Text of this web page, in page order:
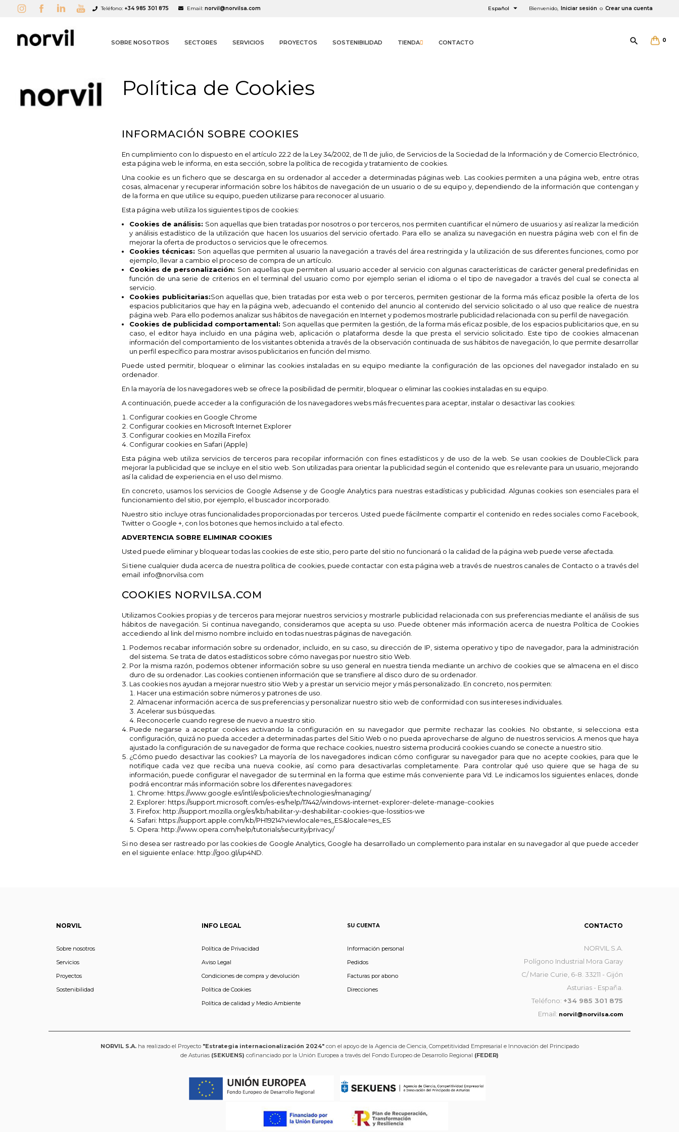
Teléfono: +34 985 301 875 Email: norvil@norvilsa.com Bienvenido, Iniciar sesión o Crear una cuenta
Español 
SOBRE NOSOTROS SECTORES SERVICIOS PROYECTOS SOSTENIBILIDAD TIENDA CONTACTO 0

Política de Cookies
INFORMACIÓN SOBRE COOKIES
En cumplimiento con lo dispuesto en el artículo 22.2 de la Ley 34/2002, de 11 de julio, de Servicios de la Sociedad de la Información y de Comercio Electrónico,
esta página web le informa, en esta sección, sobre la política de recogida y tratamiento de cookies.
Una cookie es un fichero que se descarga en su ordenador al acceder a determinadas páginas web. Las cookies permiten a una página web, entre otras
cosas, almacenar y recuperar información sobre los hábitos de navegación de un usuario o de su equipo y, dependiendo de la información que contengan y
de la forma en que utilice su equipo, pueden utilizarse para reconocer al usuario.
Esta página web utiliza los siguientes tipos de cookies:
Cookies de análisis: Son aquellas que bien tratadas por nosotros o por terceros, nos permiten cuantificar el número de usuarios y así realizar la medición
y análisis estadístico de la utilización que hacen los usuarios del servicio ofertado. Para ello se analiza su navegación en nuestra página web con el fin de
mejorar la oferta de productos o servicios que le ofrecemos.
Cookies técnicas: Son aquellas que permiten al usuario la navegación a través del área restringida y la utilización de sus diferentes funciones, como por
ejemplo, llevar a cambio el proceso de compra de un artículo.
Cookies de personalización: Son aquellas que permiten al usuario acceder al servicio con algunas características de carácter general predefinidas en
función de una serie de criterios en el terminal del usuario como por ejemplo serian el idioma o el tipo de navegador a través del cual se conecta al
servicio.
Cookies publicitarias:Son aquellas que, bien tratadas por esta web o por terceros, permiten gestionar de la forma más eficaz posible la oferta de los
espacios publicitarios que hay en la página web, adecuando el contenido del anuncio al contenido del servicio solicitado o al uso que realice de nuestra
página web. Para ello podemos analizar sus hábitos de navegación en Internet y podemos mostrarle publicidad relacionada con su perfil de navegación.
Cookies de publicidad comportamental: Son aquellas que permiten la gestión, de la forma más eficaz posible, de los espacios publicitarios que, en su
caso, el editor haya incluido en una página web, aplicación o plataforma desde la que presta el servicio solicitado. Este tipo de cookies almacenan
información del comportamiento de los visitantes obtenida a través de la observación continuada de sus hábitos de navegación, lo que permite desarrollar
un perfil específico para mostrar avisos publicitarios en función del mismo.
Puede usted permitir, bloquear o eliminar las cookies instaladas en su equipo mediante la configuración de las opciones del navegador instalado en su
ordenador.
En la mayoría de los navegadores web se ofrece la posibilidad de permitir, bloquear o eliminar las cookies instaladas en su equipo.
A continuación, puede acceder a la configuración de los navegadores webs más frecuentes para aceptar, instalar o desactivar las cookies:
Configurar cookies en Google Chrome
Configurar cookies en Microsoft Internet Explorer
Configurar cookies en Mozilla Firefox
Configurar cookies en Safari (Apple)
Esta página web utiliza servicios de terceros para recopilar información con fines estadísticos y de uso de la web. Se usan cookies de DoubleClick para
mejorar la publicidad que se incluye en el sitio web. Son utilizadas para orientar la publicidad según el contenido que es relevante para un usuario, mejorando
así la calidad de experiencia en el uso del mismo.
En concreto, usamos los servicios de Google Adsense y de Google Analytics para nuestras estadísticas y publicidad. Algunas cookies son esenciales para el
funcionamiento del sitio, por ejemplo, el buscador incorporado.
Nuestro sitio incluye otras funcionalidades proporcionadas por terceros. Usted puede fácilmente compartir el contenido en redes sociales como Facebook,
Twitter o Google +, con los botones que hemos incluido a tal efecto.
ADVERTENCIA SOBRE ELIMINAR COOKIES
Usted puede eliminar y bloquear todas las cookies de este sitio, pero parte del sitio no funcionará o la calidad de la página web puede verse afectada.
Si tiene cualquier duda acerca de nuestra política de cookies, puede contactar con esta página web a través de nuestros canales de Contacto o a través del
email info@norvilsa.com
COOKIES NORVILSA.COM
Utilizamos Cookies propias y de terceros para mejorar nuestros servicios y mostrarle publicidad relacionada con sus preferencias mediante el análisis de sus
hábitos de navegación. Si continua navegando, consideramos que acepta su uso. Puede obtener más información acerca de nuestra Política de Cookies
accediendo al link del mismo nombre incluido en todas nuestras páginas de navegación.
Podemos recabar información sobre su ordenador, incluido, en su caso, su dirección de IP, sistema operativo y tipo de navegador, para la administración
del sistema. Se trata de datos estadísticos sobre cómo navegas por nuestro sitio Web.
Por la misma razón, podemos obtener información sobre su uso general en nuestra tienda mediante un archivo de cookies que se almacena en el disco
duro de su ordenador. Las cookies contienen información que se transfiere al disco duro de su ordenador.
Las cookies nos ayudan a mejorar nuestro sitio Web y a prestar un servicio mejor y más personalizado. En concreto, nos permiten:
Hacer una estimación sobre números y patrones de uso.
Almacenar información acerca de sus preferencias y personalizar nuestro sitio web de conformidad con sus intereses individuales.
Acelerar sus búsquedas.
Reconocerle cuando regrese de nuevo a nuestro sitio.
Puede negarse a aceptar cookies activando la configuración en su navegador que permite rechazar las cookies. No obstante, si selecciona esta
configuración, quizá no pueda acceder a determinadas partes del Sitio Web o no pueda aprovecharse de alguno de nuestros servicios. A menos que haya
ajustado la configuración de su navegador de forma que rechace cookies, nuestro sistema producirá cookies cuando se conecte a nuestro sitio.
¿Cómo puedo desactivar las cookies? La mayoría de los navegadores indican cómo configurar su navegador para que no acepte cookies, para que le
notifique cada vez que reciba una nueva cookie, así como para desactivarlas completamente. Para controlar qué uso quiere que se haga de su
información, puede configurar el navegador de su terminal en la forma que estime más conveniente para Vd. Le indicamos los siguientes enlaces, donde
podrá encontrar más información sobre los diferentes navegadores:
Chrome: https://www.google.es/intl/es/policies/technologies/managing/
Explorer: https://support.microsoft.com/es-es/help/17442/windows-internet-explorer-delete-manage-cookies
Firefox: http://support.mozilla.org/es/kb/habilitar-y-deshabilitar-cookies-que-lossitios-we
Safari: https://support.apple.com/kb/PH19214?viewlocale=es_ES&locale=es_ES
Opera: http://www.opera.com/help/tutorials/security/privacy/
Si no desea ser rastreado por las cookies de Google Analytics, Google ha desarrollado un complemento para instalar en su navegador al que puede acceder
en el siguiente enlace: http://goo.gl/up4ND.
NORVIL
Sobre nosotros
Servicios
Proyectos
Sostenibilidad
INFO LEGAL
Política de Privacidad
Aviso Legal
Condiciones de compra y devolución
Política de Cookies
Política de calidad y Medio Ambiente
SU CUENTA
Información personal
Pedidos
Facturas por abono
Direcciones
CONTACTO
NORVIL S.A.
Polígono Industrial Mora Garay
C/ Marie Curie, 6-8. 33211 - Gijón
Asturias - España.
Teléfono: +34 985 301 875
Email: norvil@norvilsa.com
Añadir a Favoritos ×
add_circle_outline Crear Lista
((modalTitle)) ×
((confirmMessage))
((cancelText))
Crear lista de Favoritos ×
Nombre de la lista de Favoritos
Cancelar Crear lista de Favoritos
Iniciar sesión ×
Debe iniciar sesión para guardar productos en su lista de deseos.
Cancelar
NORVIL S.A.ha realizado el Proyecto "Estrategia internacionalización 2024"con el apoyo de la Agencia de Ciencia, Competitividad Empresarial e Innovación del Principado
de Asturias (SEKUENS) cofinanciado por la Unión Europea a través del Fondo Europeo de Desarrollo Regional (FEDER)